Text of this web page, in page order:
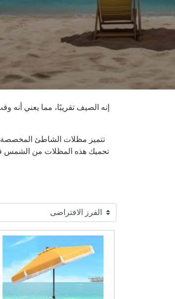
إنه الصيف تقريبًا، مما يعني
تتميز مظلات الشاطئ المخصصة
تحميك هذه المظلات من الشمس